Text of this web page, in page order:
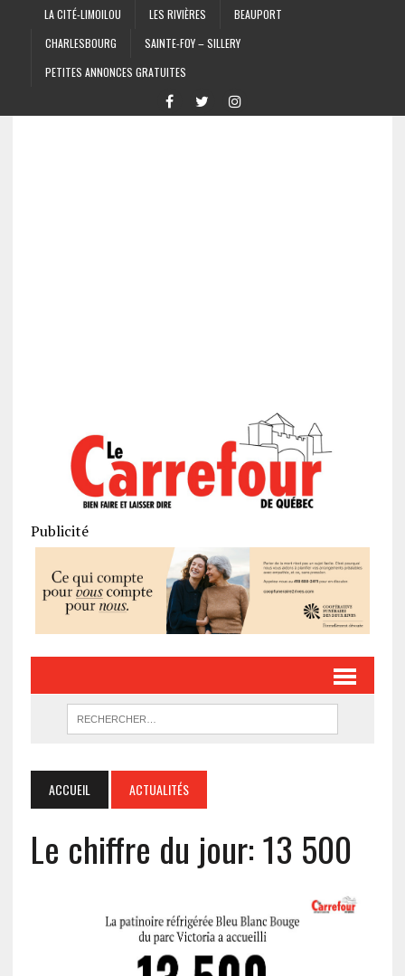
LA CITÉ-LIMOILOU LES RIVIÈRES
BEAUPORT
CHARLESBOURG
SAINTE-FOY – SILLERY
PETITES ANNONCES GRATUITES
Publicité
ACCUEIL ACTUALITÉS
Le chiffre du jour: 13 500